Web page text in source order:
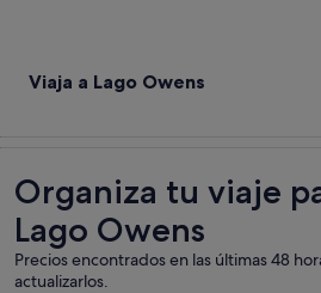
Viaja a Lago Owens
Organiza tu viaje
Lago Owens
Precios encontrados en las últimas 48
actualizarlos.